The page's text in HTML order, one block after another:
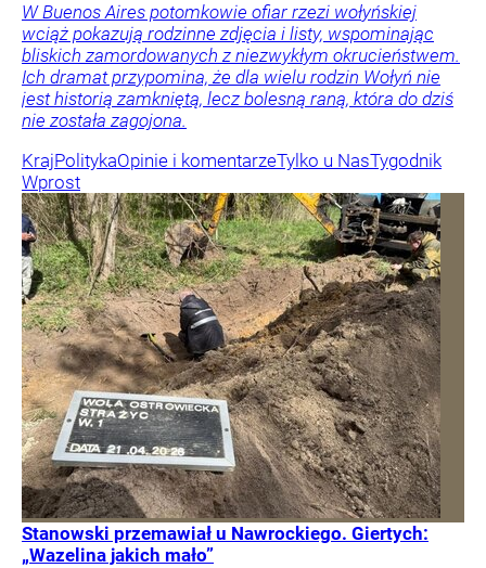
W Buenos Aires potomkowie ofiar rzezi wołyńskiej
wciąż pokazują rodzinne zdjęcia i listy, wspominając
bliskich zamordowanych z niezwykłym okrucieństwem.
Ich dramat przypomina, że dla wielu rodzin Wołyń nie
jest historią zamkniętą, lecz bolesną raną, która do dziś
nie została zagojona.
KrajPolitykaOpinie i komentarzeTylko u NasTygodnik
Wprost
Stanowski przemawiał u Nawrockiego. Giertych:
„Wazelina jakich mało”